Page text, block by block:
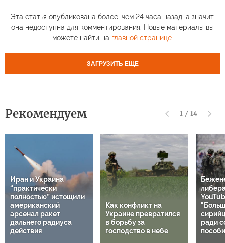
Эта статья опубликована более, чем 24 часа назад, а значит,
она недоступна для комментирования. Новые материалы вы
можете найти на главной странице.
ЗАГРУЗИТЬ ЕЩЕ
Рекомендуем 1 / 14
Иран и Украина
“практически
полностью” истощили
американский
арсенал ракет
дальнего радиуса
действия
Как конфликт на
Украине превратился
в борьбу за
господство в небе
ради